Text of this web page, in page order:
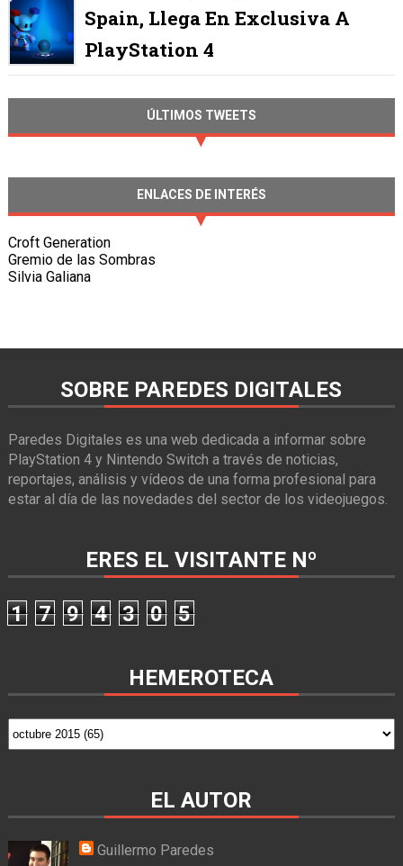
Spain, Llega En Exclusiva A
PlayStation 4
ÚLTIMOS TWEETS
ENLACES DE INTERÉS
Croft Generation
Gremio de las Sombras
Silvia Galiana
SOBRE PAREDES DIGITALES
Paredes Digitales es una web dedicada a informar sobre
PlayStation 4 y Nintendo Switch a través de noticias,
reportajes, análisis y vídeos de una forma profesional para
estar al día de las novedades del sector de los videojuegos.
ERES EL VISITANTE Nº
1 7 9 4 3 0 5
HEMEROTECA
EL AUTOR
Guillermo Paredes